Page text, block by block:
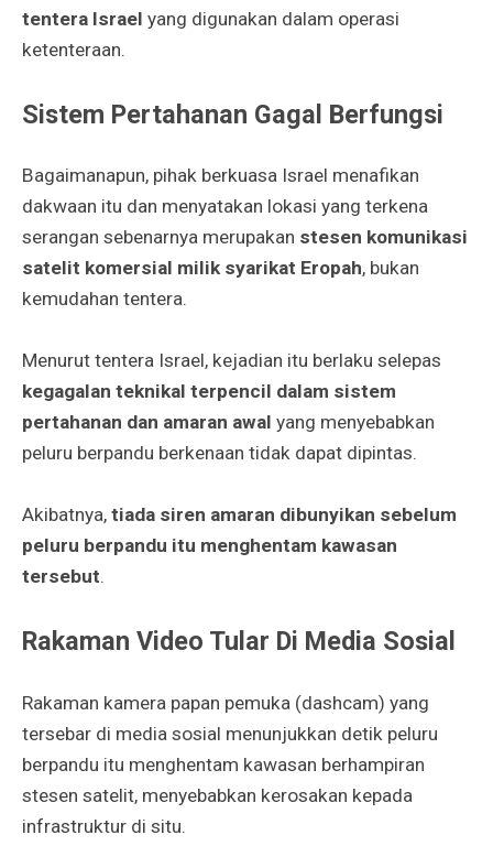
tentera Israel yang digunakan dalam operasi
ketenteraan.
Sistem Pertahanan Gagal Berfungsi
Bagaimanapun, pihak berkuasa Israel menafikan
dakwaan itu dan menyatakan lokasi yang terkena
serangan sebenarnya merupakan stesen komunikasi
satelit komersial milik syarikat Eropah, bukan
kemudahan tentera.
Menurut tentera Israel, kejadian itu berlaku selepas
kegagalan teknikal terpencil dalam sistem
pertahanan dan amaran awal yang menyebabkan
peluru berpandu berkenaan tidak dapat dipintas.
Akibatnya, tiada siren amaran dibunyikan sebelum
peluru berpandu itu menghentam kawasan
tersebut.
Rakaman Video Tular Di Media Sosial
Rakaman kamera papan pemuka (dashcam) yang
tersebar di media sosial menunjukkan detik peluru
berpandu itu menghentam kawasan berhampiran
stesen satelit, menyebabkan kerosakan kepada
infrastruktur di situ.